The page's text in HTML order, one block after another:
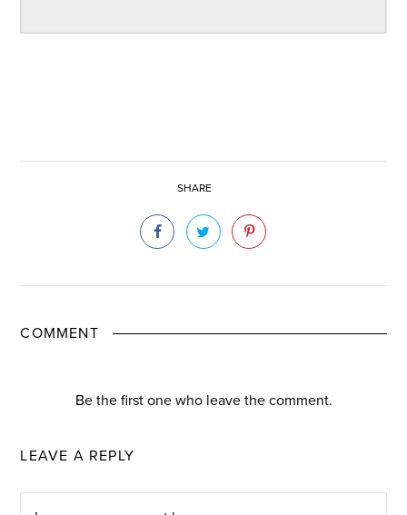
SHARE
COMMENT
Be the first one who leave the comment.
LEAVE A REPLY